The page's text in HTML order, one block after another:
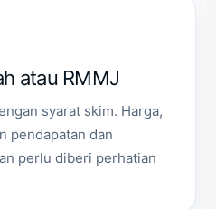
atau RMMJ
syarat skim. Harga,
pendapatan dan
perlu diberi perhatian